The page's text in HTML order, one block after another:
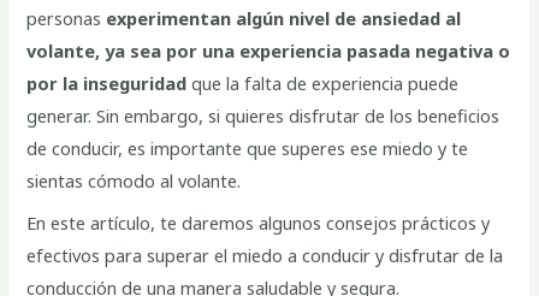
personas experimentan algún nivel de ansiedad al
volante, ya sea por una experiencia pasada negativa o
por la inseguridadque la falta de experiencia puede
generar. Sin embargo, si quieres disfrutar de los beneficios
de conducir, es importante que superes ese miedo y te
sientas cómodo al volante.
En este artículo, te daremos algunos consejos prácticos y
efectivos para superar el miedo a conducir y disfrutar de la
conducción de una manera saludable y segura.